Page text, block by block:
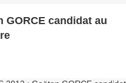
GORCE candidat au